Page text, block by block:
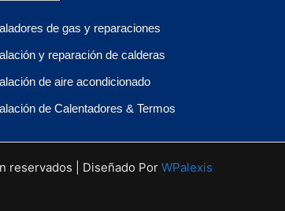
de gas y reparaciones
y reparación de calderas
de aire acondicionado
de Calentadores & Termos
reservados | Diseñado Por WPalexis